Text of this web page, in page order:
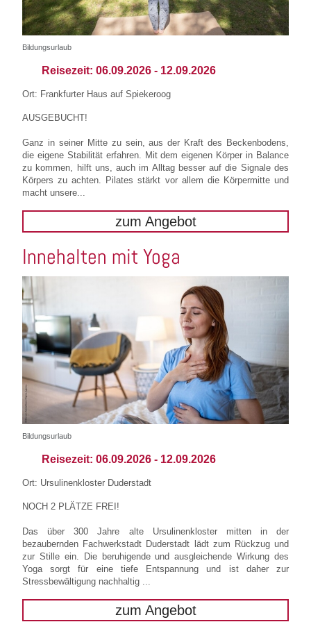
Bildungsurlaub
Reisezeit: 06.09.2026 - 12.09.2026
Ort: Frankfurter Haus auf Spiekeroog
AUSGEBUCHT!
Ganz in seiner Mitte zu sein, aus der Kraft des Beckenbodens,
die eigene Stabilität erfahren. Mit dem eigenen Körper in Balance
zu kommen, hilft uns, auch im Alltag besser auf die Signale des
Körpers zu achten. Pilates stärkt vor allem die Körpermitte und
macht unsere...
zum Angebot
Innehalten mit Yoga
Bildungsurlaub
Reisezeit: 06.09.2026 - 12.09.2026
Ort: Ursulinenkloster Duderstadt
NOCH 2 PLÄTZE FREI!
Das über 300 Jahre alte Ursulinenkloster mitten in der
bezaubernden Fachwerkstadt Duderstadt lädt zum Rückzug und
zur Stille ein. Die beruhigende und ausgleichende Wirkung des
Yoga sorgt für eine tiefe Entspannung und ist daher zur
Stressbewältigung nachhaltig ...
zum Angebot